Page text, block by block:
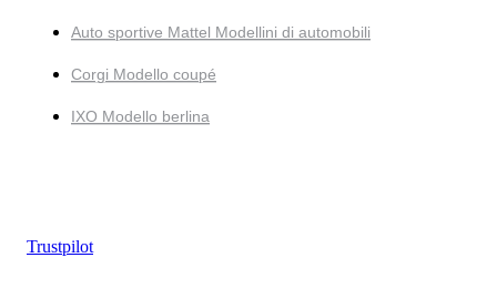
Auto sportive Mattel Modellini di automobili
Corgi Modello coupé
IXO Modello berlina
Trustpilot